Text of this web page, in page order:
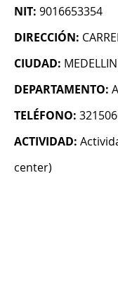
NIT: 9016653354
DIRECCIÓN:
CIUDAD: MEDELLIN
DEPARTAMENTO:
TELÉFONO:
ACTIVIDAD:
center)